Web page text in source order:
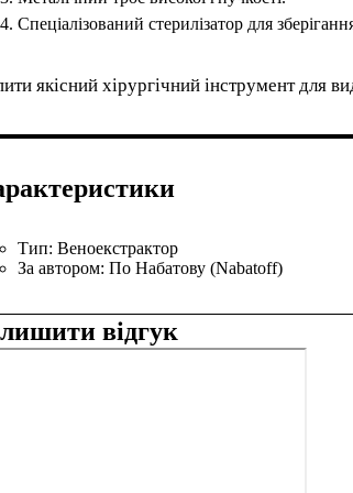
Спеціалізований стерилізатор для
якісний хірургічний інструмент для
Тип:Веноекстрактор
За автором:По Набатову (Nabatoff)
відгук